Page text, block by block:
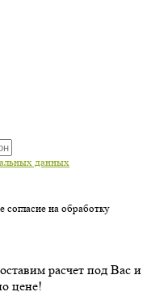
данных
на обработку
расчет под Вас и
цене!